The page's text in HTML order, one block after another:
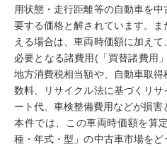
用状態・走行距離等の自動車を
要する価格と解されています。
える場合は、車両時価額に加え
必要となる諸費用(「買替諸費用
地方消費税相当額や、自動車取
数料、リサイクル法に基づくリ
ート代、車検整備費用などが損害
本件では、この車両時価額を算
種・年式・型」の中古車市場を